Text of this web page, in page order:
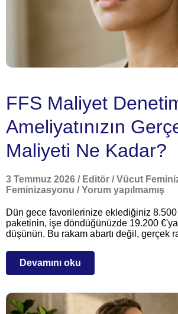
FFS Maliyet
Ameliyatınızın
Maliyeti Ne Kadar?
3 Temmuz 2026 / Editör / Vücut
Feminizasyonu / Yorum yapılmamış
Dün gece favorilerinize eklediğiniz
paketinin, işe döndüğünüzde 19.200
düşünün. Bu rakam abartı değil, gerçek
Devamını oku